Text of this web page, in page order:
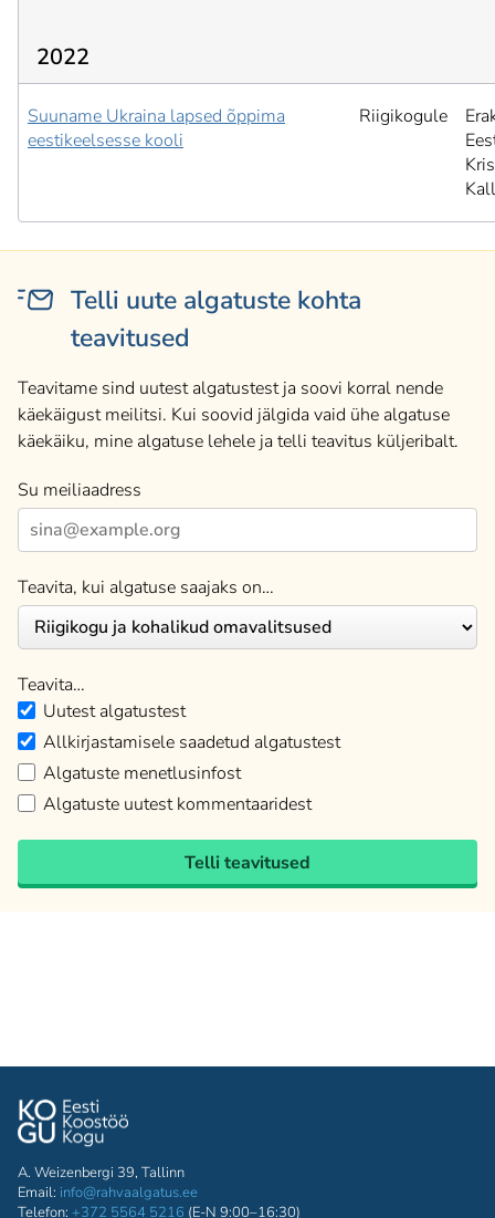
2022
Suuname Ukraina lapsed õppima
eestikeelsesse kooli
Riigikogule
Telli uute algatuste kohta
teavitused
Teavitame sind uutest algatustest ja soovi korral nende
käekäigust meilitsi. Kui soovid jälgida vaid ühe algatuse
käekäiku, mine algatuse lehele ja telli teavitus küljeribalt.
Su meiliaadress
Teavita, kui algatuse saajaks on…
Teavita…
Uutest algatustest
Allkirjastamisele saadetud algatustest
Algatuste menetlusinfost
Algatuste uutest kommentaaridest
Telli teavitused
A. Weizenbergi 39, Tallinn
Email: info@rahvaalgatus.ee
Telefon: +372 5564 5216 (E-N 9:00–16:30)